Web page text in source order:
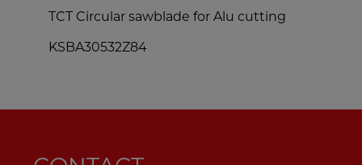
TCT Circular sawblade for Alu cutting
KSBA30532Z84